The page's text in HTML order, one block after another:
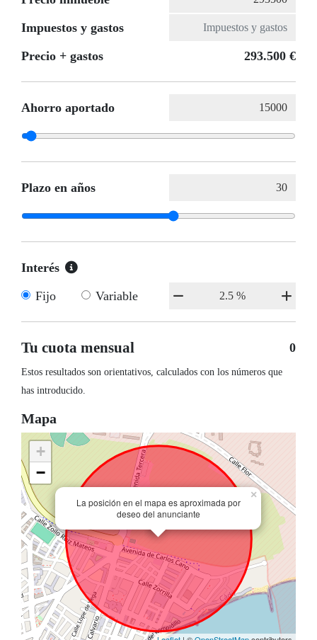
Impuestos y gastos
Precio + gastos
293.500 €
Ahorro aportado
Plazo en años
Interés
Fijo
Variable
Tu cuota mensual 0
Estos resultados son orientativos, calculados con los números que
has introducido.
Mapa
La posición en el mapa es aproximada por
deseo del anunciante
×
+
−